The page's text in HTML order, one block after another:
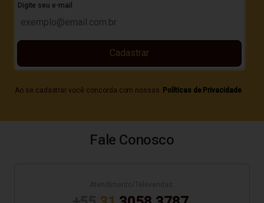
Digite seu e-mail
Ao se cadastrar você concorda com nossas Políticas de Privacidade
Cadastrar
Fale Conosco